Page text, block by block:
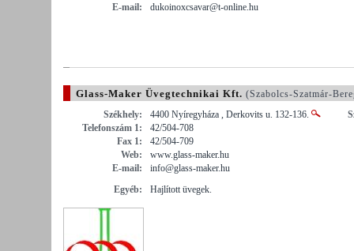
E-mail:
dukoinoxcsavar@t-online.hu
Glass-Maker Üvegtechnikai Kft. (Szabolcs-Szatmár-
Székhely:
4400 Nyíregyháza , Derkovits u. 132-136.
Telefonszám 1:
42/504-708
Fax 1:
42/504-709
Web:
www.glass-maker.hu
E-mail:
info@glass-maker.hu
Egyéb:
Hajlított üvegek.